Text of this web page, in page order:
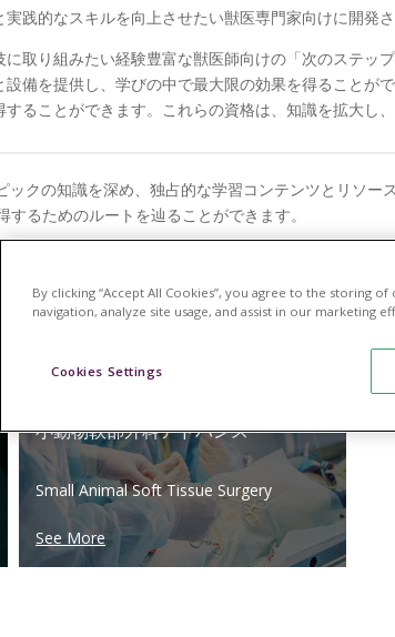
践的なスキルを向上させたい獣医専門家向けに開発
取り組みたい経験豊富な獣医師向けの「次のステ
備を提供し、学びの中で最大限の効果を得ること
ることができます。これらの資格は、知識を拡大し
ックの知識を深め、独占的な学習コンテンツとリソー
るためのルートを辿ることができます。
ける。
小動物軟部外科アドバンス
Small Animal Soft Tissue Surgery
See More
By clicking “Accept All Cookies”, you agree to the storing
navigation, analyze site usage, and assist in our marketing
Cookies Settings